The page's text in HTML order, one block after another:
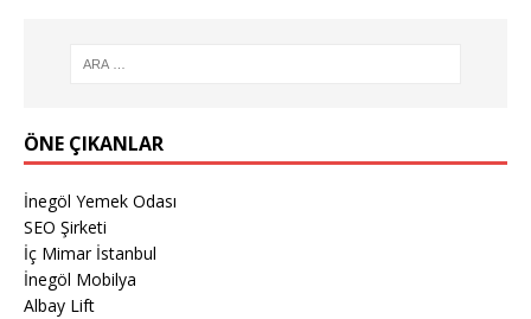
ÖNE ÇIKANLAR
İnegöl Yemek Odası
SEO Şirketi
İç Mimar İstanbul
İnegöl Mobilya
Albay Lift